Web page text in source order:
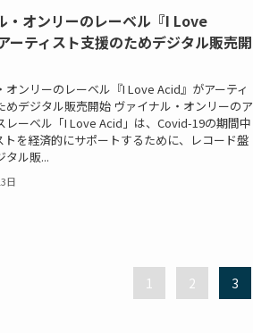
・オンリーのレーベル『I Love
ーティスト支援のためデジタル販売開
オンリーのレーベル『I Love Acid』がアーティ
めデジタル販売開始 ヴァイナル・オンリーのア
レーベル「I Love Acid」は、Covid-19の期間中
トを経済的にサポートするために、レコード盤
タル販...
日
1 2 3